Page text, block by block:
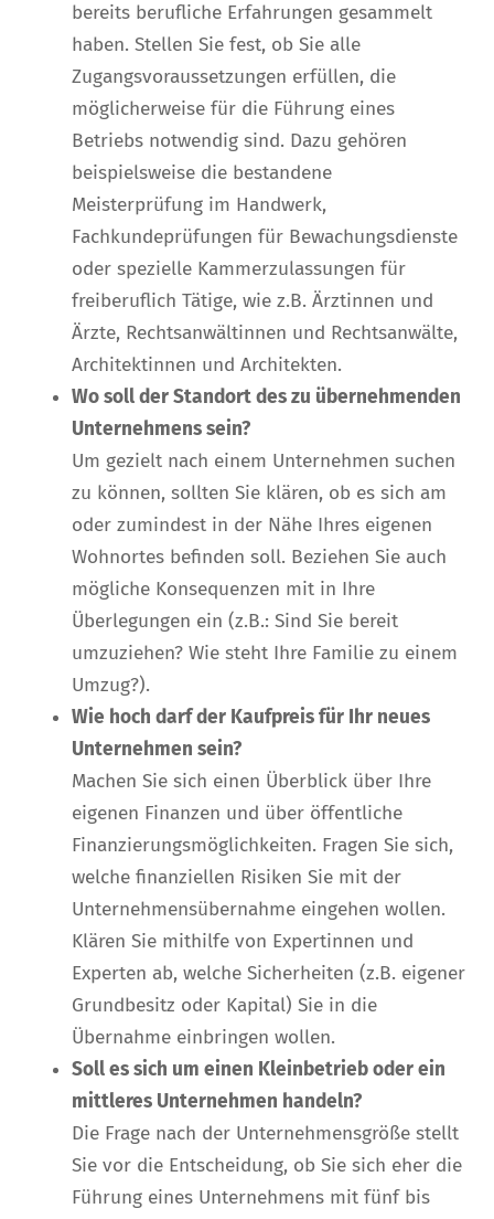
bereits berufliche Erfahrungen gesammelt
haben. Stellen Sie fest, ob Sie alle
Zugangsvoraussetzungen erfüllen, die
möglicherweise für die Führung eines
Betriebs notwendig sind. Dazu gehören
beispielsweise die bestandene
Meisterprüfung im Handwerk,
Fachkundeprüfungen für Bewachungsdienste
oder spezielle Kammerzulassungen für
freiberuflich Tätige, wie z.B. Ärztinnen und
Ärzte, Rechtsanwältinnen und Rechtsanwälte,
Architektinnen und Architekten.
Wo soll der Standort des zu übernehmenden
Unternehmens sein?
Um gezielt nach einem Unternehmen suchen
zu können, sollten Sie klären, ob es sich am
oder zumindest in der Nähe Ihres eigenen
Wohnortes befinden soll. Beziehen Sie auch
mögliche Konsequenzen mit in Ihre
Überlegungen ein (z.B.: Sind Sie bereit
umzuziehen? Wie steht Ihre Familie zu einem
Umzug?).
Wie hoch darf der Kaufpreis für Ihr neues
Unternehmen sein?
Machen Sie sich einen Überblick über Ihre
eigenen Finanzen und über öffentliche
Finanzierungsmöglichkeiten. Fragen Sie sich,
welche finanziellen Risiken Sie mit der
Unternehmensübernahme eingehen wollen.
Klären Sie mithilfe von Expertinnen und
Experten ab, welche Sicherheiten (z.B. eigener
Grundbesitz oder Kapital) Sie in die
Übernahme einbringen wollen.
Soll es sich um einen Kleinbetrieb oder ein
mittleres Unternehmen handeln?
Die Frage nach der Unternehmensgröße stellt
Sie vor die Entscheidung, ob Sie sich eher die
Führung eines Unternehmens mit fünf bis